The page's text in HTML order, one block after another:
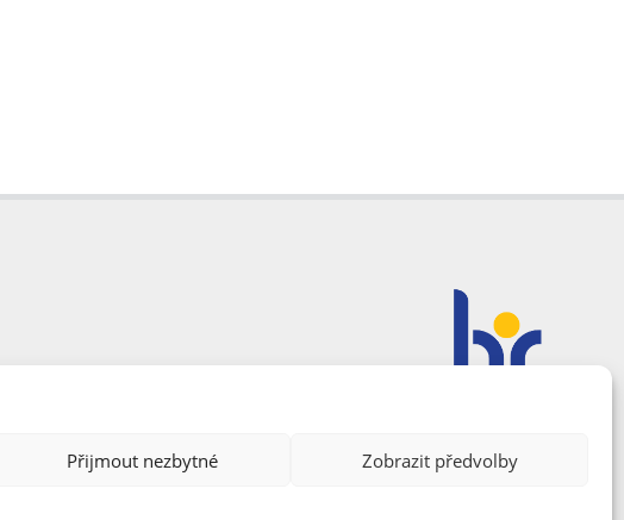
Přijmout nezbytné Zobrazit předvolby